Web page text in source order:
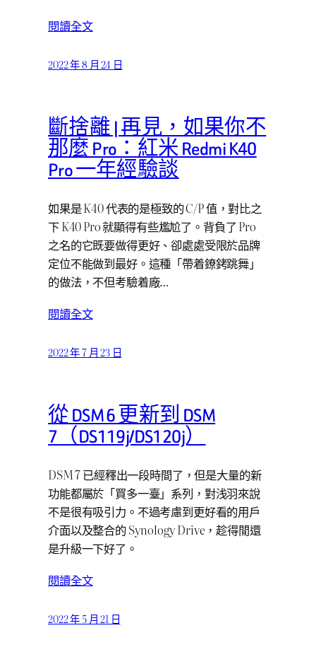
閱讀全文
2022 年 8 月 24 日
斷捨離 | 再見，如果你不
那麼 Pro：紅米 Redmi K40
Pro 一年經驗談
如果是 K40 代表的是極致的 C/P 值，對比之
下 K40 Pro 就顯得有些尷尬了。背負了 Pro
之名的它既要做得更好、卻處處受限於品牌
定位不能做到最好。這種「帶着鐐銬跳舞」
的做法，不但考驗着廠…
閱讀全文
2022 年 7 月 23 日
從 DSM 6 更新到 DSM
7（DS119j/DS120j）
DSM 7 已經釋出一段時間了，但是大量的新
功能都屬於「買多一臺」系列，對浅羽來說
不是很有吸引力。不過考慮到更好看的用戶
介面以及整合的 Synology Drive，趁得閒還
是升級一下好了。
閱讀全文
2022 年 5 月 21 日